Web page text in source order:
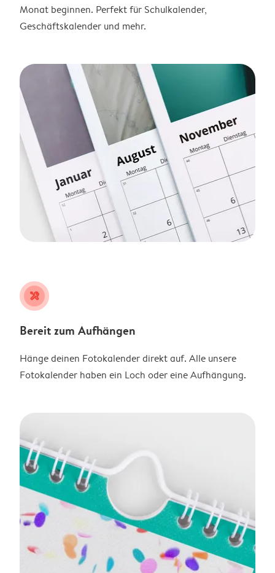
Monat beginnen. Perfekt für Schulkalender,
Geschäftskalender und mehr.
tools
Bereit zum Aufhängen
Hänge deinen Fotokalender direkt auf. Alle unsere
Fotokalender haben ein Loch oder eine Aufhängung.